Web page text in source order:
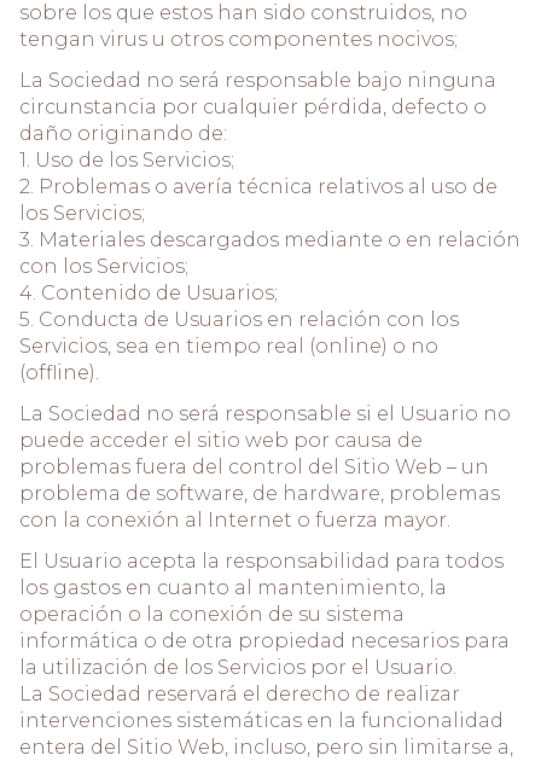
sobre los que estos han sido construidos, no
tengan virus u otros componentes nocivos;
La Sociedad no será responsable bajo ninguna
circunstancia por cualquier pérdida, defecto o
daño originando de:
1. Uso de los Servicios;
2. Problemas o avería técnica relativos al uso de
los Servicios;
3. Materiales descargados mediante o en relación
con los Servicios;
4. Contenido de Usuarios;
5. Conducta de Usuarios en relación con los
Servicios, sea en tiempo real (online) o no
(offline).
La Sociedad no será responsable si el Usuario no
puede acceder el sitio web por causa de
problemas fuera del control del Sitio Web – un
problema de software, de hardware, problemas
con la conexión al Internet o fuerza mayor.
El Usuario acepta la responsabilidad para todos
los gastos en cuanto al mantenimiento, la
operación o la conexión de su sistema
informática o de otra propiedad necesarios para
la utilización de los Servicios por el Usuario.
La Sociedad reservará el derecho de realizar
intervenciones sistemáticas en la funcionalidad
entera del Sitio Web, incluso, pero sin limitarse a,